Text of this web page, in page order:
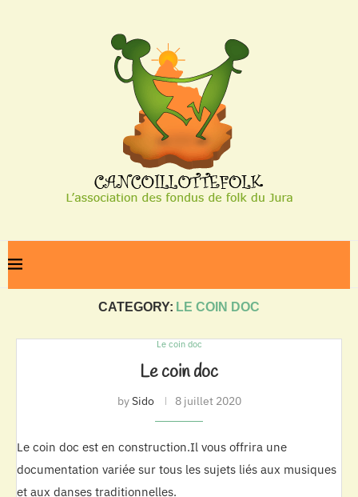
CATEGORY: LE COIN DOC
Le coin doc
Le coin doc
bySido 8 juillet 2020
Le coin doc est en construction.Il vous offrira une
documentation variée sur tous les sujets liés aux musiques
et aux danses traditionnelles.